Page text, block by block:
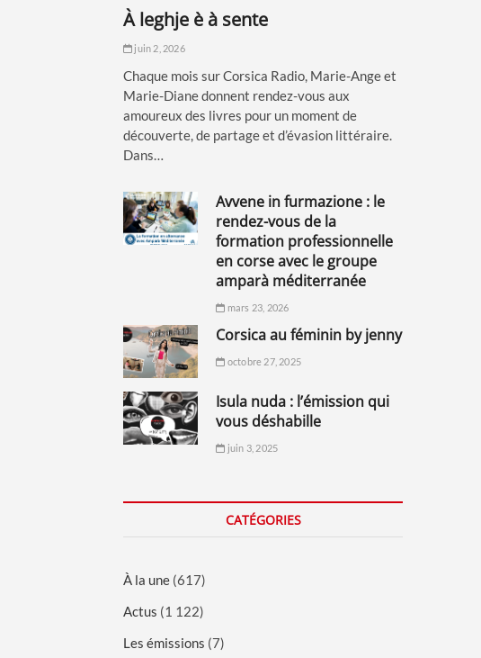
à leghje è à sente
juin 2, 2026
Chaque mois sur Corsica Radio, Marie-Ange et
Marie-Diane donnent rendez-vous aux
amoureux des livres pour un moment de
découverte, de partage et d’évasion littéraire.
Dans…
avvene in furmazione : le
rendez-vous de la
formation professionnelle
en corse avec le groupe
amparà méditerranée
mars 23, 2026
corsica au féminin by jenny
octobre 27, 2025
isula nuda : l’émission qui
vous déshabille
juin 3, 2025
CATÉGORIES
À la une (617)
Actus (1 122)
Les émissions (7)